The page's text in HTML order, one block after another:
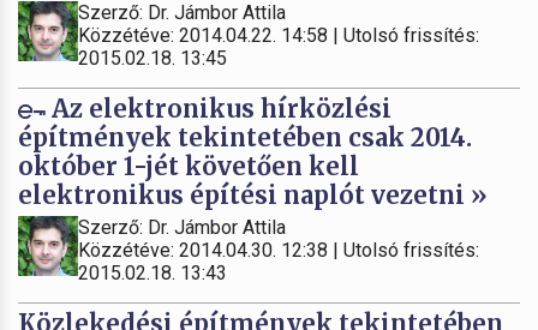
Szerző: Dr. Jámbor Attila
Közzétéve: 2014.04.22. 14:58 | Utolsó frissítés:
2015.02.18. 13:45
Az elektronikus hírközlési
építmények tekintetében csak 2014.
október 1-jét követően kell
elektronikus építési naplót vezetni »
Szerző: Dr. Jámbor Attila
Közzétéve: 2014.04.30. 12:38 | Utolsó frissítés:
2015.02.18. 13:43
Közlekedési építmények tekintetében